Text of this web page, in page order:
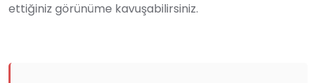
ettiğiniz görünüme kavuşabilirsiniz.